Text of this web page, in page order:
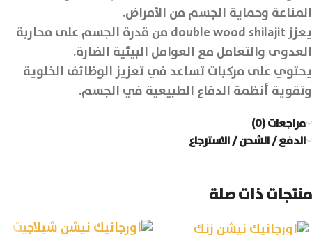
المناعة وحماية الجسم من الأمراض.
يعزز double wood shilajit من قدرة الجسم على محاربة
العدوى والتعامل مع العوامل البيئية الضارة.
يحتوي على مركبات تساعد في تعزيز الوظائف الخلوية
وتقوية أنظمة الدفاع الطبيعية في الجسم.
مراجعات (0)
الدفع / الشحن / الاسترجاع
منتجات ذات صلة